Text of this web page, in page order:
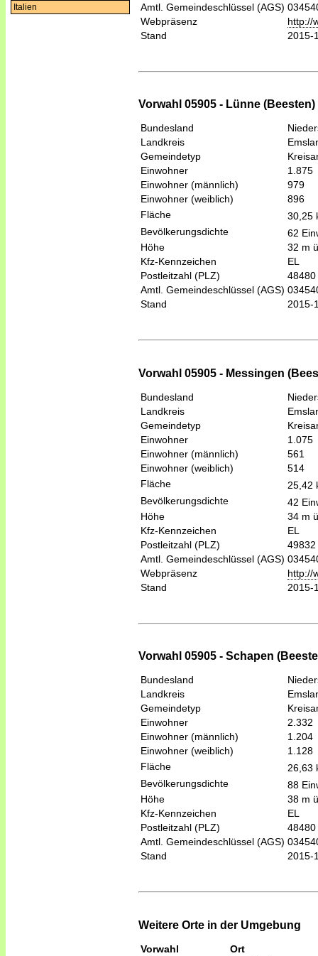
Italien
Amtl. Gemeindeschlüssel (AGS)
Webpräsenz
http://
Stand
2015-
Vorwahl 05905 - Lünne (Beesten)
Bundesland
Landkreis
Gemeindetyp
Einwohner
1.875
Einwohner (männlich)
979
Einwohner (weiblich)
896
Fläche
30,25
Bevölkerungsdichte
62
Höhe
32 m
Kfz-Kennzeichen
EL
Postleitzahl (PLZ)
48480
Amtl. Gemeindeschlüssel (AGS)
Stand
2015-
Vorwahl 05905 - Messingen
Bundesland
Landkreis
Gemeindetyp
Einwohner
1.075
Einwohner (männlich)
561
Einwohner (weiblich)
514
Fläche
25,42
Bevölkerungsdichte
42
Höhe
34 m
Kfz-Kennzeichen
EL
Postleitzahl (PLZ)
49832
Amtl. Gemeindeschlüssel (AGS)
Webpräsenz
http://
Stand
2015-
Vorwahl 05905 - Schapen
Bundesland
Landkreis
Gemeindetyp
Einwohner
2.332
Einwohner (männlich)
1.204
Einwohner (weiblich)
1.128
Fläche
26,63
Bevölkerungsdichte
88
Höhe
38 m
Kfz-Kennzeichen
EL
Postleitzahl (PLZ)
48480
Amtl. Gemeindeschlüssel (AGS)
Stand
2015-
Weitere Orte in der Umgebung
Vorwahl
Ort